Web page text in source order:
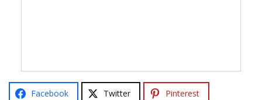
Facebook Twitter Pinterest